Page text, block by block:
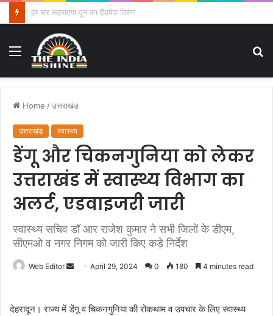
Menu
Home /उत्तराखंड
उत्तराखंड स्वास्थ्य
डेंगू और चिकनगुनिया को लेकर
उत्तराखंड में स्वास्थ्य विभाग का
अलर्ट, एडवाइजरी जारी
स्वास्थ्य सचिव डॉ आर राजेश कुमार ने सभी जिलों के डीएम,
सीएमओ व नगर निगम को जारी किए कड़े निर्देश
Web Editor
d
April 29, 2024 0 180 4 minutes read
देहरादून। राज्य में डेंगू व चिकनगुनिया की रोकथाम व उपचार के लिए स्वास्थ्य